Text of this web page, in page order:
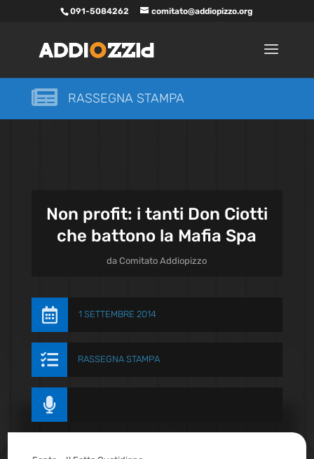
091-5084262 comitato@addiopizzo.org
 RASSEGNA STAMPA
Non profit: i tanti Don Ciotti
che battono la Mafia Spa
daComitato Addiopizzo
 1 SETTEMBRE 2014
 RASSEGNA STAMPA
